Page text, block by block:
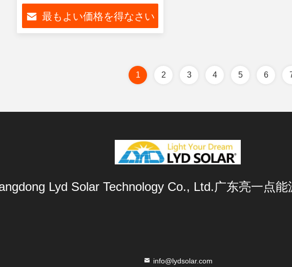
最もよい価格を得なさい
1 2 3 4 5 6
Lyd Solar Technology Co., Ltd.广东亮一点能
info@lydsolar.com